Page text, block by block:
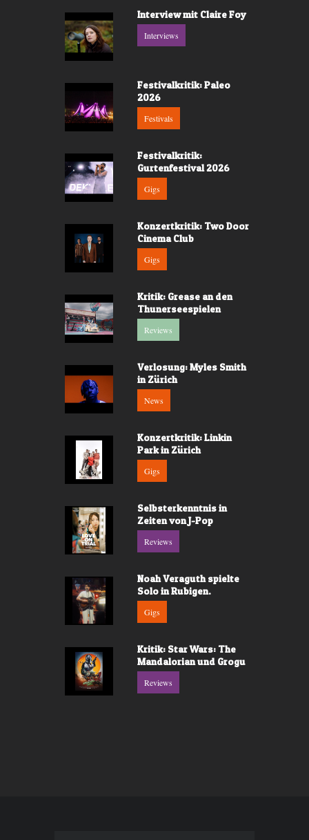
Interview mit Claire Foy
Interviews
Festivalkritik: Paleo
2026
Festivals
Festivalkritik:
Gurtenfestival 2026
Gigs
Konzertkritik: Two Door
Cinema Club
Gigs
Kritik: Grease an den
Thunerseespielen
Reviews
Verlosung: Myles Smith
in Zürich
News
Konzertkritik: Linkin
Park in Zürich
Gigs
Selbsterkenntnis in
Zeiten von J-Pop
Reviews
Noah Veraguth spielte
Solo in Rubigen.
Gigs
Kritik: Star Wars: The
Mandalorian und Grogu
Reviews